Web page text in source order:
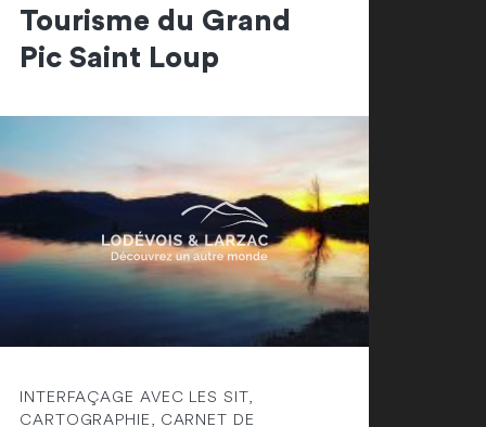
Tourisme du Grand
Pic Saint Loup
INTERFAÇAGE AVEC LES SIT,
CARTOGRAPHIE, CARNET DE